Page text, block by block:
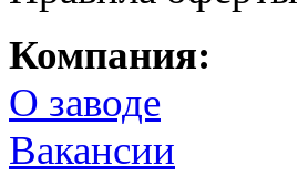
Компания:
О заводе
Вакансии